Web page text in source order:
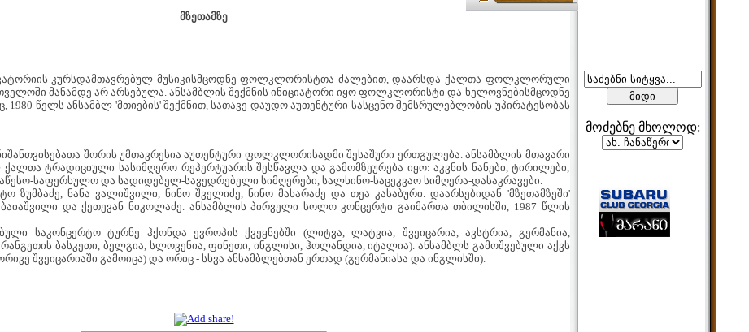
მზეთამზე
კურსდამთავრებულ მუსიკისმცოდნე-ფოლკლორისტთა ძალებით, დაარსდა ქალთა ფოლკლორული
მანამდე არ არსებულა. ანსამბლის შექმნის ინიციატორი იყო ფოლკლორისტი და ხელოვნებისმცოდნე
1980 წელს ანსამბლ 'მთიების' შექმნით, სათავე დაუდო აუთენტური სასცენო შემსრულებლობის უპირატესობას
შორის უმთავრესია აუთენტური ფოლკლორისადმი შესაშური ერთგულება. ანსამბლის მთავარი
ქალთა ტრადიციული სასიმღერო რეპერტუარის შესწავლა და გამომზეურება იყო: აკვნის ნანები, ტირილები,
საფერხულო და სადიდებელ-სავედრებელი სიმღერები, სალხინო-საცეკვაო სიმღერა-დასაკრავები.
ზუმბაძე, ნანა ვალიშვილი, ნინო შველიძე, ნინო მახარაძე და თეა კასაბური. დაარსებიდან 'მზეთამზეში'
და ქეთევან ნიკოლაძე. ანსამბლის პირველი სოლო კონცერტი გაიმართა თბილისში, 1987 წლის
საკონცერტო ტურნე ჰქონდა ევროპის ქვეყნებში (ლიტვა, ლატვია, შვეიცარია, ავსტრია, გერმანია,
ბასკეთი, ბელგია, სლოვენია, ფინეთი, ინგლისი, ჰოლანდია, იტალია). ანსამბლს გამოშვებული აქვს
შვეიცარიაში გამოიცა) და ორიც - სხვა ანსამბლებთან ერთად (გერმანიასა და ინგლისში).
მოძებნე მხოლოდ: